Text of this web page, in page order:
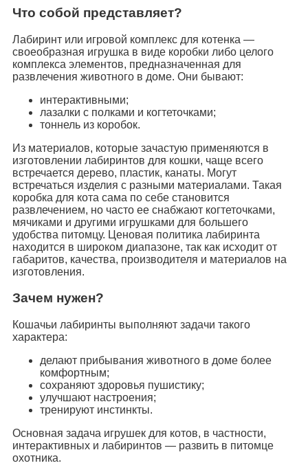
Что собой представляет?
Лабиринт или игровой комплекс для котенка —
своеобразная игрушка в виде коробки либо целого
комплекса элементов, предназначенная для
развлечения животного в доме. Они бывают:
интерактивными;
лазалки с полками и когтеточками;
тоннель из коробок.
Из материалов, которые зачастую применяются в
изготовлении лабиринтов для кошки, чаще всего
встречается дерево, пластик, канаты. Могут
встречаться изделия с разными материалами. Такая
коробка для кота сама по себе становится
развлечением, но часто ее снабжают когтеточками,
мячиками и другими игрушками для большего
удобства питомцу. Ценовая политика лабиринта
находится в широком диапазоне, так как исходит от
габаритов, качества, производителя и материалов на
изготовления.
Зачем нужен?
Кошачьи лабиринты выполняют задачи такого
характера:
делают прибывания животного в доме более
комфортным;
сохраняют здоровья пушистику;
улучшают настроения;
тренируют инстинкты.
Основная задача игрушек для котов, в частности,
интерактивных и лабиринтов — развить в питомце
охотника.